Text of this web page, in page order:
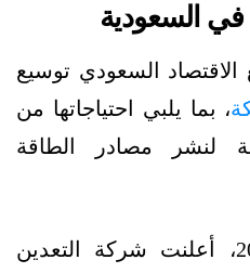
في السعودية
السعودي توسيع
، بما يلبي احتياجاتها من
لنشر مصادر الطاقة
ففي 11 يوليو/تموز 2023، أعلنت شركة التعدين